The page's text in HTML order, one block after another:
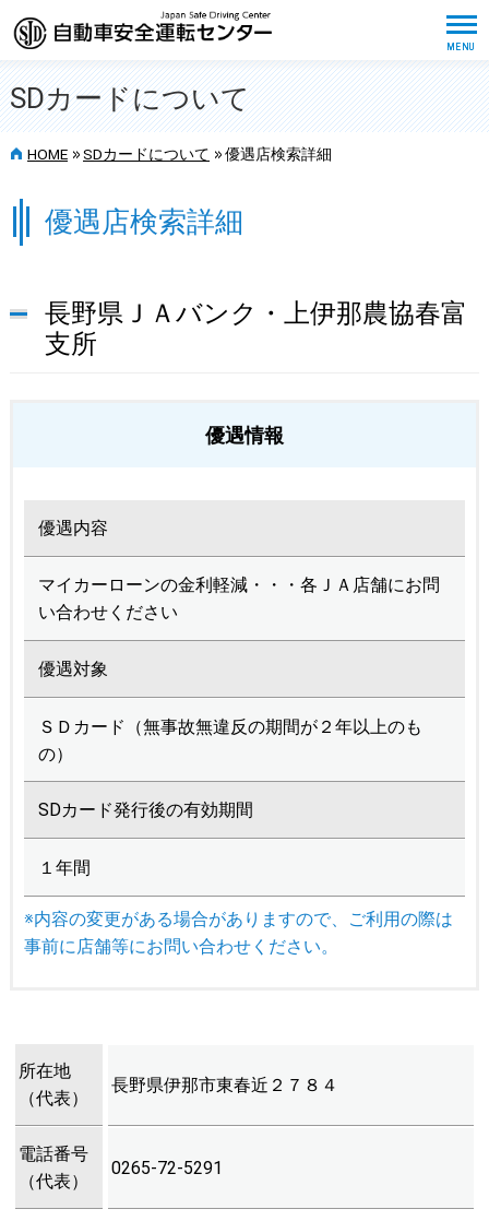
SDカードについて
HOME >> SDカードについて >> 優遇店検索詳細
優遇店検索詳細
長野県ＪＡバンク・上伊那農協春富
支所
優遇情報
優遇内容
マイカーローンの金利軽減・・・各ＪＡ店舗にお問
い合わせください
優遇対象
ＳＤカード（無事故無違反の期間が２年以上のも
の）
SDカード発行後の有効期間
１年間
※内容の変更がある場合がありますので、ご利用の際は
事前に店舗等にお問い合わせください。
所在地
（代表）
長野県伊那市東春近２７８４
電話番号
（代表）
0265-72-5291